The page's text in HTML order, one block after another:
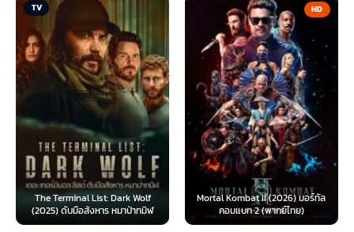
TV
The Terminal List: Dark Wolf
(2025) ดับมือสังหาร หมาป่าทมิฬ
HD
Mortal Kombat II (2026) มอร์ทัล
คอมแบท 2 (พากย์ไทย)